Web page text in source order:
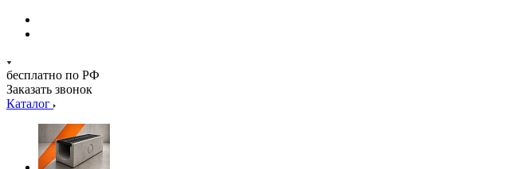
бесплатно по РФ
Заказать звонок
Каталог